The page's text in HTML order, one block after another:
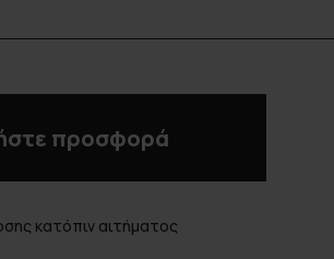
προσφορά
κατόπιν αιτήματος